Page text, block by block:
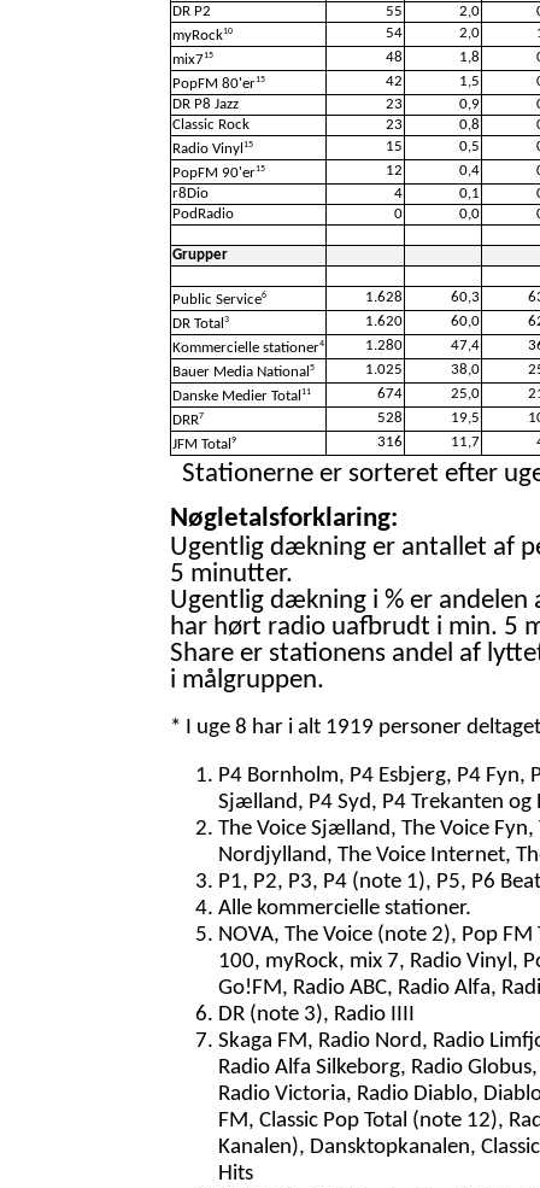
DR P2
55 2,0
myRock10 54 2,0
mix715 48 1,8
PopFM 80'er15 42 1,5
DR P8 Jazz
23 0,9
Classic Rock
23 0,8
Radio Vinyl 15 15 0,5
PopFM 90'er15 12 0,4
r8Dio
4 0,1
PodRadio
0 0,0
Grupper
Public Service6 1.628 60,3
DR Total 3 1.620 60,0
Kommercielle stationer4 1.280 47,4
Bauer Media National 5 1.025 38,0
Danske Medier Total 11 674 25,0
DRR7 528 19,5
JFM Total 9 316 11,7
Stationerne er sorteret efter
Nøgletalsforklaring:
Ugentlig dækning er antallet af
5 minutter.
Ugentlig dækning i % er
har hørt radio uafbrudt i min. 5
Share er stationens andel af
i målgruppen.
* I uge 8 har i alt 1919 personer
P4 Bornholm, P4 Esbjerg, P4
Sjælland, P4 Syd, P4 Trekanten
The Voice Sjælland, The Voice
Nordjylland, The Voice Internet,
P1, P2, P3, P4 (note 1), P5, P6
Alle kommercielle stationer.
NOVA, The Voice (note 2), Pop
100, myRock, mix 7, Radio Vinyl,
Go!FM, Radio ABC, Radio Alfa,
DR (note 3), Radio IIII
Skaga FM, Radio Nord, Radio
Radio Alfa Silkeborg, Radio
Radio Victoria, Radio Diablo,
FM, Classic Pop Total (note 12),
Kanalen), Dansktopkanalen,
Hits